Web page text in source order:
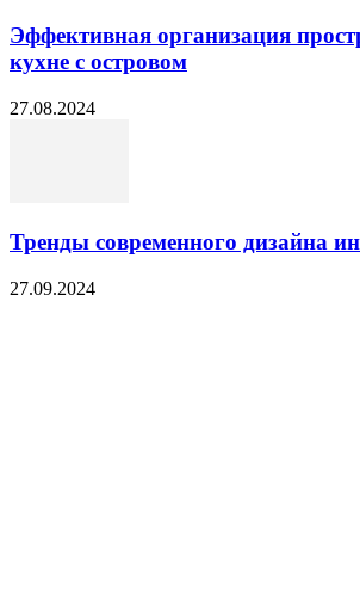
Эффективная организация
кухне с островом
27.08.2024
Тренды современного дизайна
27.09.2024